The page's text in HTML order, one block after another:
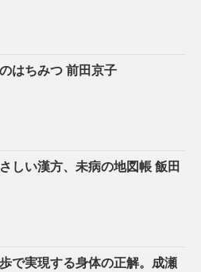
はちみつ 前田京子
しい漢方、未病の地図帳 飯田
で実現する身体の正解。成瀬